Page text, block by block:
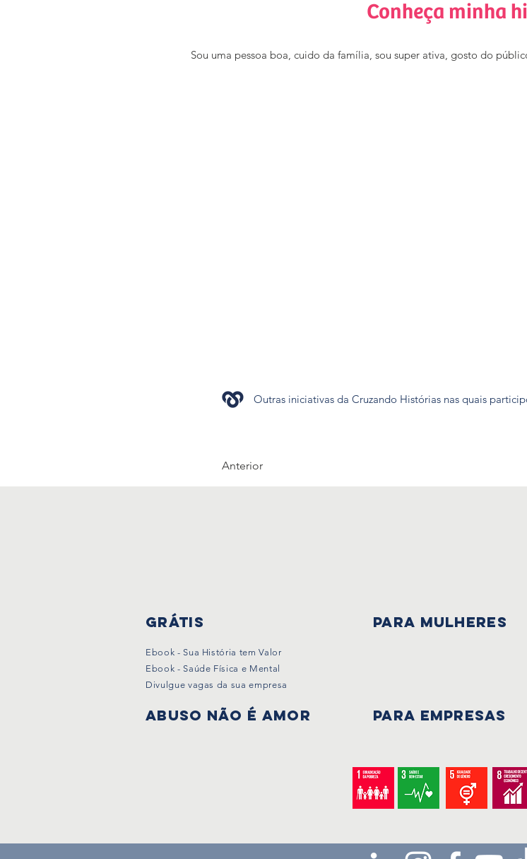
Conheça minha
Sou uma pessoa boa, cuido da família, sou super ativa, gosto do
Outras iniciativas da Cruzando Histórias nas quais
Anterior
Grátis PARA mulheres
Ebook - Sua História tem Valor
Ebook - Saúde Física e Mental
Divulgue vagas da sua empresa
Abuso não é amor PARA EMPRESAS